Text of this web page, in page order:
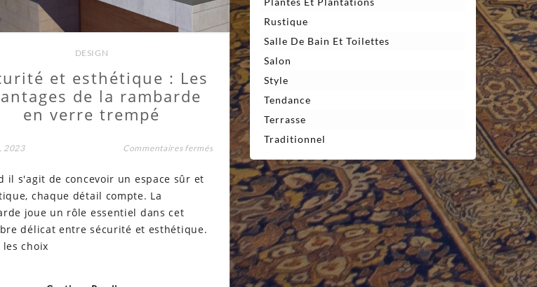
DESIGN
et esthétique : Les
de la rambarde
en verre trempé
2023 Commentaires ferméssur
Sécurité
esthétique
avantages
rambarde
verre
trempé
il s'agit de concevoir un espace sûr et
chaque détail compte. La
joue un rôle essentiel dans cet
délicat entre sécurité et esthétique.
les choix
Rustique
Salle De Bain Et Toilettes
Salon
Style
Tendance
Terrasse
Traditionnel